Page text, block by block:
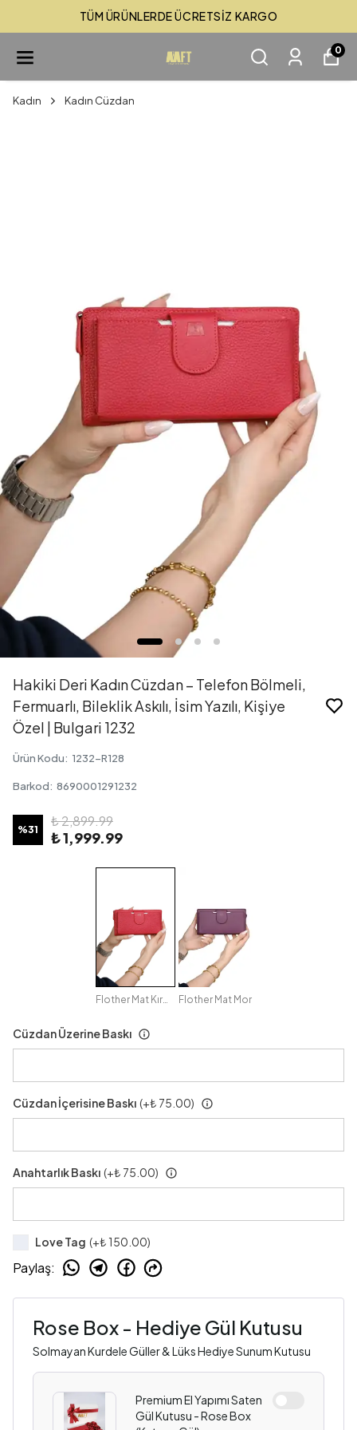
TÜM ÜRÜNLERDE ÜCRETSİZ KARGO
0
Kadın Kadın Cüzdan
Hakiki Deri Kadın Cüzdan – Telefon Bölmeli,
Fermuarlı, Bileklik Askılı, İsim Yazılı, Kişiye
Özel | Bulgari 1232
Ürün Kodu: 1232-R128
Barkod: 8690001291232
%31
₺ 2,899.99
₺ 1,999.99
Flother Mat Kırmızı Flother Mat Mor
Cüzdan Üzerine Baskı
Cüzdan İçerisine Baskı (+₺ 75.00)
Anahtarlık Baskı (+₺ 75.00)
Love Tag (+₺ 150.00)
Paylaş:
Rose Box - Hediye Gül Kutusu
Solmayan Kurdele Güller & Lüks Hediye Sunum Kutusu
Premium El Yapımı Saten
Gül Kutusu - Rose Box